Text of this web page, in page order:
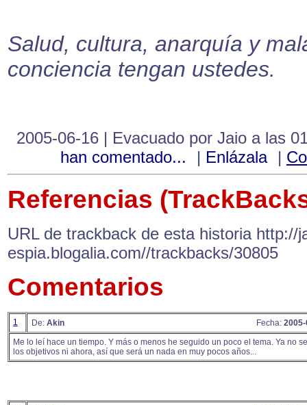
Salud, cultura, anarquía y
conciencia tengan ustedes.
2005-06-16 | Evacuado por Jaio a las
han comentado...
| Enlázala |
Referencias
URL de trackback de esta historia http://
espia.blogalia.com//trackbacks/30805
Comentarios
1 De: Akin Fecha:
Me lo leí hace un tiempo. Y más o menos he seguido un poco el tema. Ya no
los objetivos ni ahora, así que será un nada en muy pocos años...